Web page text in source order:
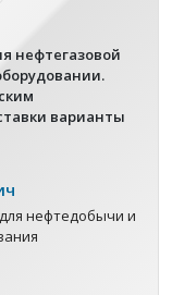
нефтегазовой
варианты
нефтедобычи и